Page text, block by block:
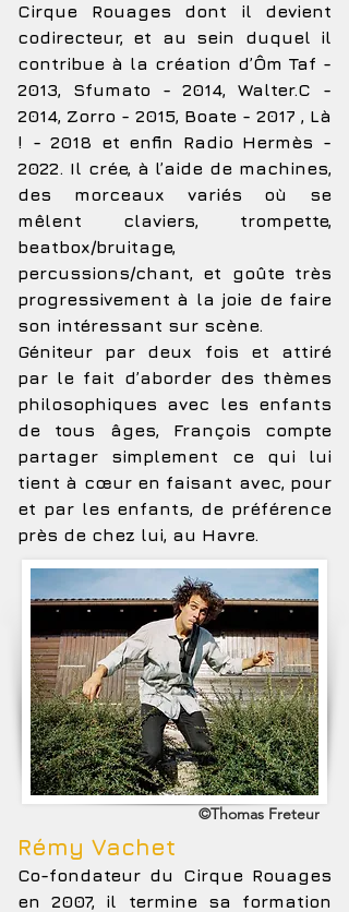
Cirque Rouages dont il devient
codirecteur, et au sein duquel il
contribue à la création d’Ôm Taf -
2013, Sfumato - 2014, Walter.C -
2014, Zorro - 2015, Boate - 2017 , Là
! - 2018 et enfin Radio Hermès -
2022. Il crée, à l’aide de machines,
des morceaux variés où se
mêlent claviers, trompette,
beatbox/bruitage,
percussions/chant, et goûte très
progressivement à la joie de faire
son intéressant sur scène.
Géniteur par deux fois et attiré
par le fait d’aborder des thèmes
philosophiques avec les enfants
de tous âges, François compte
partager simplement ce qui lui
tient à cœur en faisant avec, pour
et par les enfants, de préférence
près de chez lui, au Havre.
©Thomas Freteur
Rémy Vachet
Co-fondateur du Cirque Rouages
en 2007, il termine sa formation